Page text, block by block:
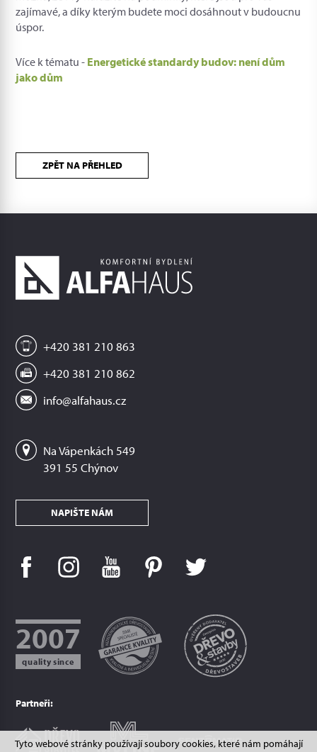
Tyto webové stránky používají soubory cookies, které nám pomáhají
zajímavé, a díky kterým budete moci dosáhnout v budoucnu
úspor.
Více k tématu - Energetické standardy budov: není dům
jako dům
ZPĚT NA PŘEHLED
+420 381 210 863
+420 381 210 862
info@alfahaus.cz
Na Vápenkách 549
391 55 Chýnov
NAPIŠTE NÁM
2007
quality since
Partneři: